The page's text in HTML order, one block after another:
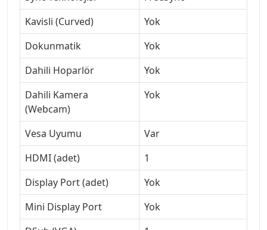
Kavisli (Curved)
Yok
Dokunmatik
Yok
Dahili Hoparlör
Yok
Dahili Kamera
(Webcam)
Yok
Vesa Uyumu
Var
HDMI (adet)
1
Display Port (adet)
Yok
Mini Display Port
Yok